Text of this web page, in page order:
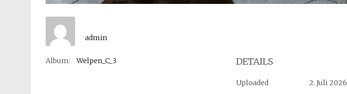
admin
Album: Welpen_C_3 DETAILS
Uploaded 2. Juli 2026